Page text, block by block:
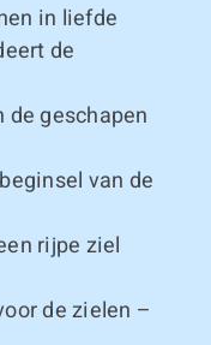
in liefde
de
geschapen
van de
rijpe ziel
de zielen –